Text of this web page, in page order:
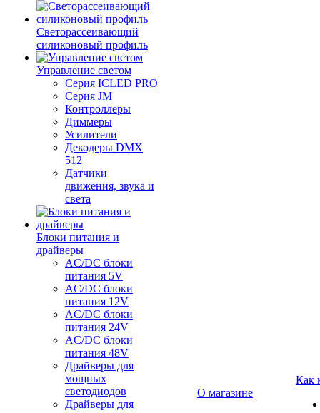
Светорассеивающий
силиконовый профиль
Управление светом
Серия ICLED PRO
Серия JM
Контроллеры
Диммеры
Усилители
Декодеры DMX
512
Датчики
движения, звука и
света
Блоки питания и
драйверы
AC/DC блоки
питания 5V
AC/DC блоки
питания 12V
AC/DC блоки
питания 24V
AC/DC блоки
питания 48V
Драйверы для
мощных
светодиодов
Драйверы для
О магазине
Как